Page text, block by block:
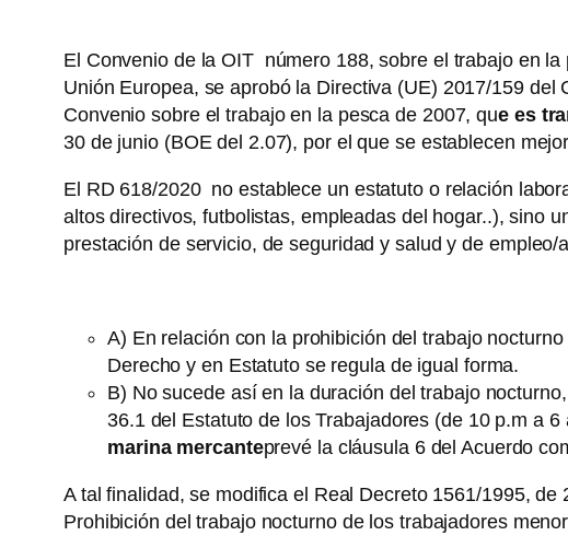
El Convenio de la OIT número 188, sobre el trabajo en
Unión Europea, se aprobó la Directiva (UE) 2017/159
Convenio sobre el trabajo en la pesca de 2007, que es
30 de junio (BOE del 2.07), por el que se establecen
El RD 618/2020 no establece un estatuto o relación
altos directivos, futbolistas, empleadas del hogar..), sino
prestación de servicio, de seguridad y salud y de
A) En relación con la prohibición del trabajo
Derecho y en Estatuto se regula de igual forma.
B) No sucede así en la duración del trabajo
36.1 del Estatuto de los Trabajadores (de 10 p.m a
marina mercanteprevé la cláusula 6 del Acuerdo
A tal finalidad, se modifica el Real Decreto 1561/1995,
Prohibición del trabajo nocturno de los trabajadores